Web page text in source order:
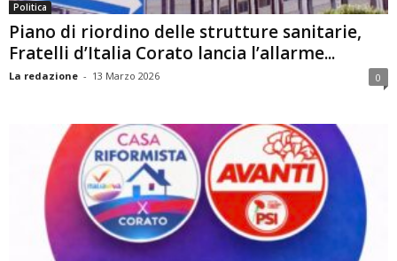
Politica
Piano di riordino delle strutture sanitarie,
Fratelli d’Italia Corato lancia l’allarme...
La redazione - 13 Marzo 2026 0